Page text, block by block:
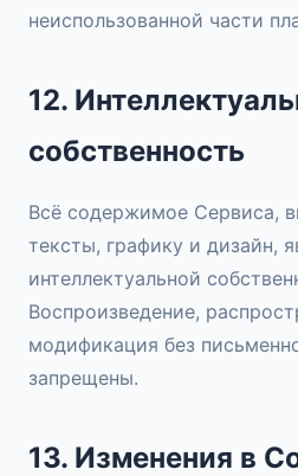
неиспользованной части
12.
собственность
Всё содержимое Сервиса,
тексты, графику и дизайн,
интеллектуальной
Воспроизведение,
модификация без
запрещены.
13. Изменения в